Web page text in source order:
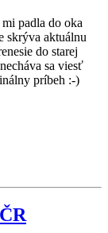
padla do oka
skrýva aktuálnu
do starej
sa viesť
príbeh :-)